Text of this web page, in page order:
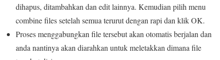
dihapus, ditambahkan dan edit lainnya. Kemudian pilih menu
combine files setelah semua terurut dengan rapi dan klik OK.
Proses menggabungkan file tersebut akan otomatis berjalan dan
anda nantinya akan diarahkan untuk meletakkan dimana file